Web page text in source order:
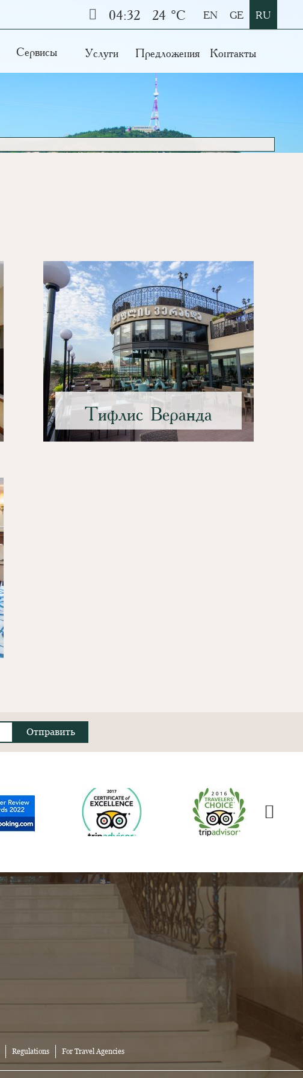
04:32 24 °C EN GE RU
Сервисы Услуги Предложения Контакты
Тифлис Веранда
Regulations For Travel Agencies